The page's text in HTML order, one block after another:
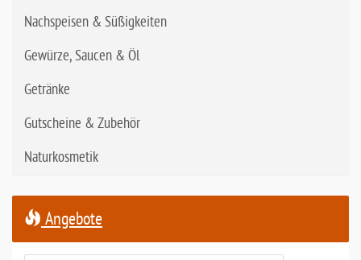
Nachspeisen & Süßigkeiten
Gewürze, Saucen & Öl
Getränke
Gutscheine & Zubehör
Naturkosmetik
Angebote